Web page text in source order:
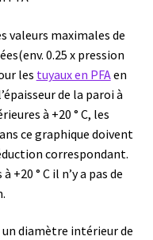
masque,…)
valeurs maximales de
0.25 x pression
les tuyaux en PFAen
de la paroi à
à +20 ° C, les
ce graphique doivent
correspondant.
° C il n’y a pas de
un diamètre intérieur de